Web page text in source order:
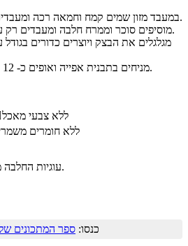
במעבד מזון שמים קמח וחמאה רכה ומעבדים לתערובת פירורית.
מוסיפים סוכר וממרח חלבה ומעבדים רק עד לקבלת כדור בצק.
מניחים בתבנית אפייה ואופים כ- 12 דקות ב- 180 מעלות.
ללא צבעי מאכל
ללא חומרים
עוגיות החלבה מתאימות לצד כוס משקה חם.
כנסו: ספר המתכונים של